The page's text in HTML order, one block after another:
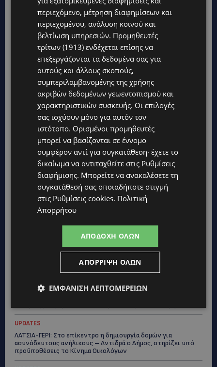
Topics
ΓΕΝΕΘΛΙΟΣ ΗΜΕΡΑ: Η ηλικία είναι μόνο ένας αριθμός – Οι
άνθρωποι και οι στιγμές είναι η πραγματική μας ιστορία
STORIES
τριών παιδιών – Έρανος για τη θεραπεία της στην Αγγλία
ΚΑΤΑΓΓΕΛΙΑ: Για άνδρα που φέρεται να παρενοχλούσε
γυναίκες στο Δασούδι – Σε εξέλιξη οι αστυνομικές έρευνες
UPDATES
UPDATES
ΛΑΤΣΙΑ-ΓΕΡΙ: Στο επίκεντρο η δημιουργία δομών για
ασυνόδευτους ανήλικους – Αντιδρά ο Δήμος, στηρίζει υπό
προϋποθέσεις το Κίνημα Οικολόγων
περιεχόμενο, μέτρηση διαφημίσεων και
περιεχομένου, ανάλυση κοινού και
βελτίωση υπηρεσιών. Προμηθευτές
τρίτων (1913) ενδέχεται επίσης να
επεξεργάζονται τα δεδομένα σας για
αυτούς και άλλους σκοπούς,
συμπεριλαμβανομένης της χρήσης
ακριβών δεδομένων γεωεντοπισμού και
χαρακτηριστικών συσκευής. Οι επιλογές
σας ισχύουν μόνο για αυτόν τον
ιστότοπο. Ορισμένοι προμηθευτές
μπορεί να βασίζονται σε έννομο
συμφέρον αντί για συγκατάθεση· έχετε το
δικαίωμα να αντιταχθείτε στις Ρυθμίσεις
διαφήμισης. Μπορείτε να ανακαλέσετε τη
συγκατάθεσή σας οποιαδήποτε στιγμή
στις Ρυθμίσεις cookies. Πολιτική
Απορρήτου
ΑΠΟΔΟΧΉ ΌΛΩΝ
ΑΠΌΡΡΙΨΗ ΌΛΩΝ
ΕΜΦΆΝΙΣΗ ΛΕΠΤΟΜΕΡΕΙΏΝ